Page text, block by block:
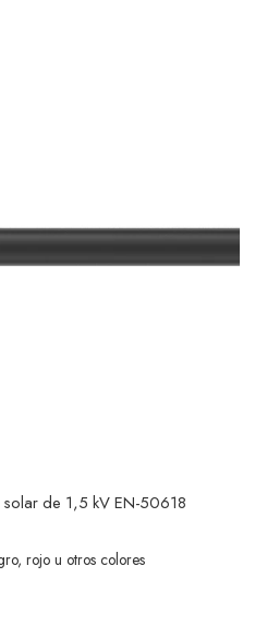
de 1,5 kV EN-50618
rojo u otros colores